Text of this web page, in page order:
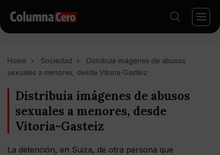
Home Sociedad
Distribuía imágenes de abusos
sexuales a menores, desde Vitoria-Gasteiz
Distribuía imágenes de abusos
sexuales a menores, desde
Vitoria-Gasteiz
La detención, en Suiza, de otra persona que